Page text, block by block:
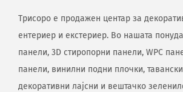
Трисоро е продажен центар за
ентериер и екстериер. Во нашата
панели, 3D стиропорни панели, WPC
панели, винилни подни плочки,
декоративни лајсни и вештачко